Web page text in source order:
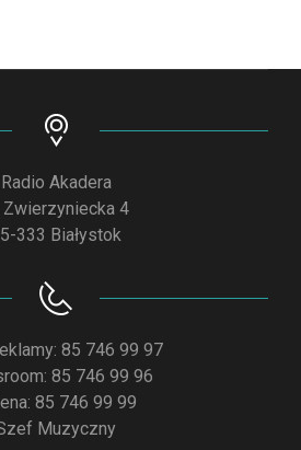
Radio Akadera
Zwierzyniecka 4
333 Białystok
85 746 99 97
85 746 99 96
85 746 99 99
Muzyczny